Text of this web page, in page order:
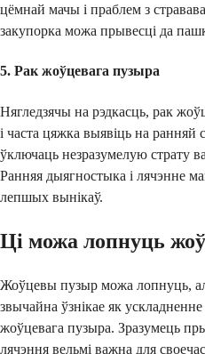
цёмнай мачы і праблем з
закупорка можа прывесці да
5. Рак жоўцевага пузыра
Нягледзячы на рэдкасць, рак
і часта цяжка выявіць на
ўключаць незразумелую страту
Ранняя дыягностыка і лячэнне
лепшых вынікаў.
Ці можа лопнуць
Жоўцевы пузыр можа лопнуць,
звычайна ўзнікае як
жоўцевага пузыра. Зразумець
лячэння вельмі важна для